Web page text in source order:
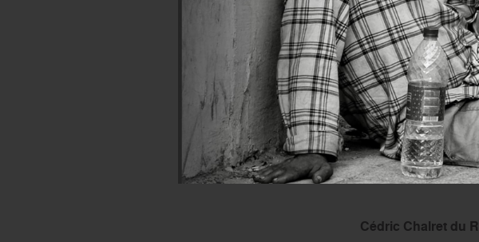
Plus de 1400 personnesaccompagnées au
Près de 290 000 consultationsdans les
Près de 15 000accouchements dans les
(…) La charité est notre boussole,
exercé avec charité, même le plus
Cédric Chalret du